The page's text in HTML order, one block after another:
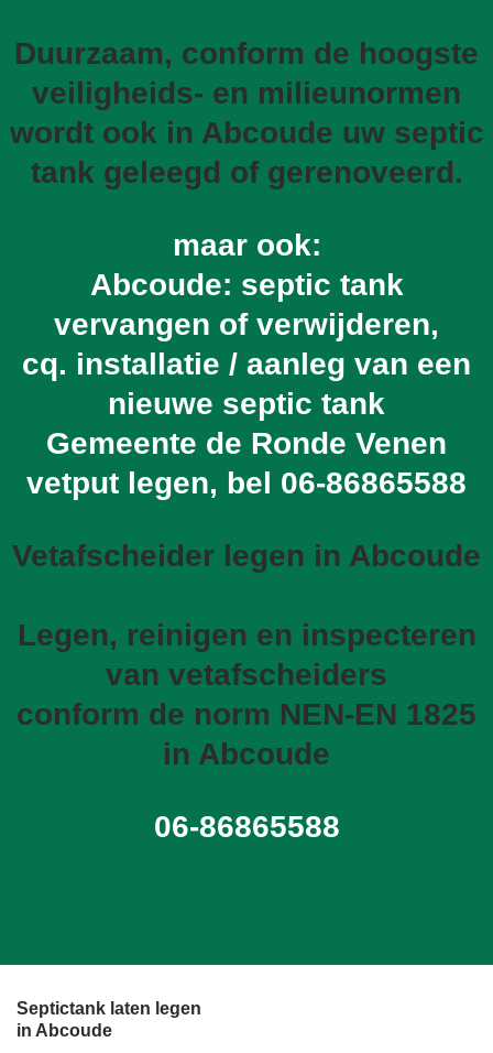
Duurzaam, conform de hoogste
veiligheids- en milieunormen
wordt ook in Abcoude uw septic
tank geleegd of gerenoveerd.
maar ook:
Abcoude: septic tank
vervangen of verwijderen,
cq. installatie / aanleg van een
nieuwe septic tank
Gemeente de Ronde Venen
vetput legen, bel 06-86865588
Vetafscheider legen in Abcoude
Legen, reinigen en inspecteren
van vetafscheiders
conform de norm NEN-EN 1825
in Abcoude
06-86865588
Septictank laten legen
in Abcoude